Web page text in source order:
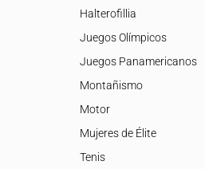
Halterofillia
Juegos Olímpicos
Juegos Panamericanos
Montañismo
Motor
Mujeres de Élite
Tenis